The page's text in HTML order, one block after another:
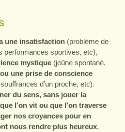
une insatisfaction (problème de
performances sportives, etc),
mystique (jeûne spontané,
ou une prise de conscience
d’un proche, etc).
du sens, sans jouer la
l’on vit ou que l’on traverse
nos croyances pour en
nous rendre plus heureux,